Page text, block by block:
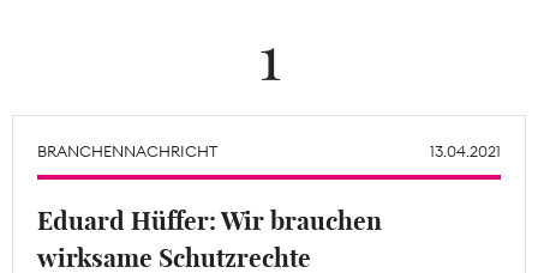
Wächterpreis
Mitgliederbereich
1
BRANCHENNACHRICHT 13.04.2021
Eduard Hüffer: Wir brauchen
wirksame Schutzrechte